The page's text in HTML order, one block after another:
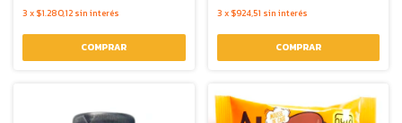
3 x $1.280,12 sin interés 3 x $924,51 sin interés